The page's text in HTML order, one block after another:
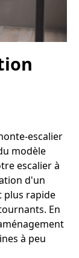
escalier
modèle
escalier à
d'un
plus rapide
En
à peu